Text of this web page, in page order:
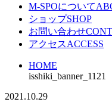
M-SPOについて
ショップSHOP
お問い合わせ
アクセスACCESS
HOME
isshiki_banner_1121
2021.10.29